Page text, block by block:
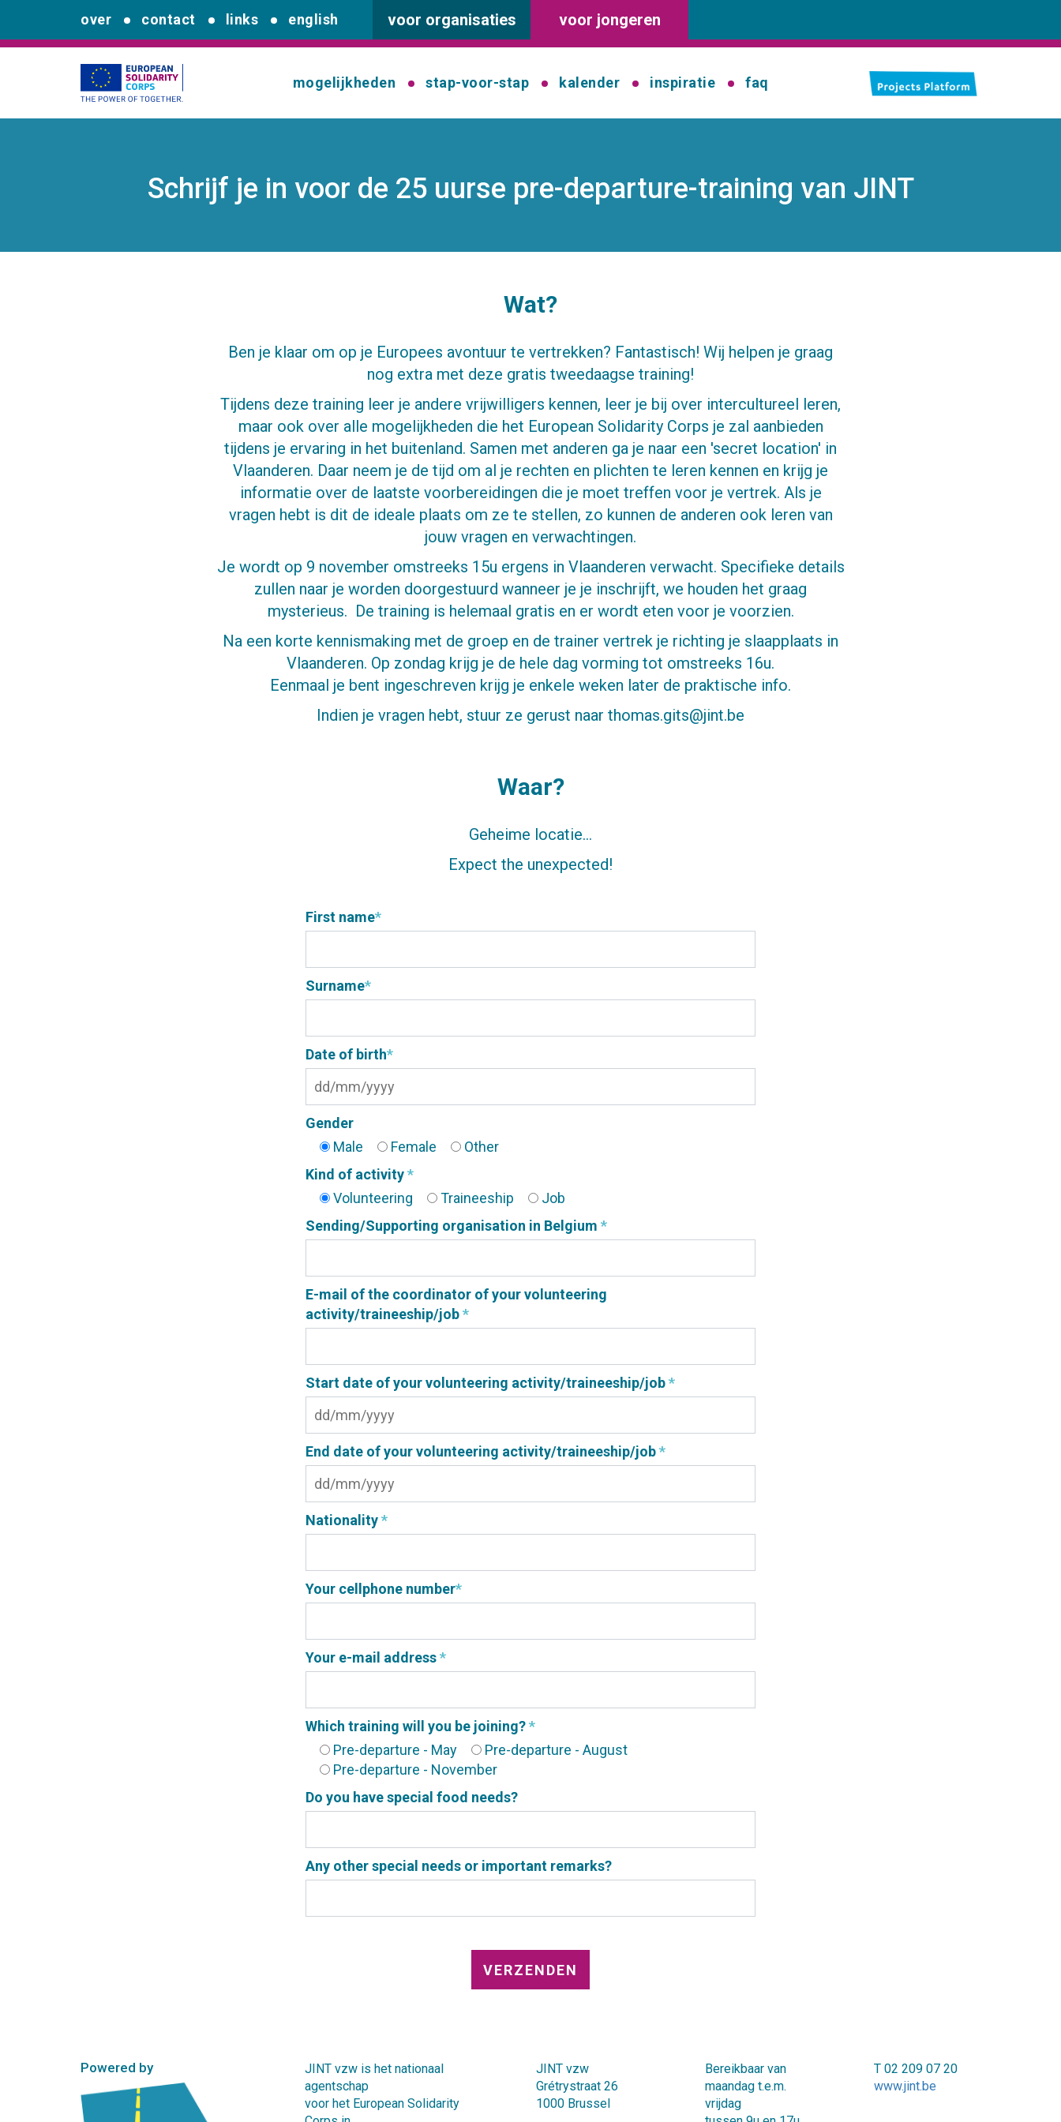
over contact links english voor organisaties voor jongeren
mogelijkheden stap-voor-stap kalender inspiratie faq
Schrijf je in voor de 25 uurse pre-departure-training van JINT
Wat?
Ben je klaar om op je Europees avontuur te vertrekken? Fantastisch! Wij helpen je graag
nog extra met deze gratis tweedaagse training!
Tijdens deze training leer je andere vrijwilligers kennen, leer je bij over intercultureel leren,
maar ook over alle mogelijkheden die het European Solidarity Corps je zal aanbieden
tijdens je ervaring in het buitenland. Samen met anderen ga je naar een 'secret location' in
Vlaanderen. Daar neem je de tijd om al je rechten en plichten te leren kennen en krijg je
informatie over de laatste voorbereidingen die je moet treffen voor je vertrek. Als je
vragen hebt is dit de ideale plaats om ze te stellen, zo kunnen de anderen ook leren van
jouw vragen en verwachtingen.
Je wordt op 9 november omstreeks 15u ergens in Vlaanderen verwacht. Specifieke details
zullen naar je worden doorgestuurd wanneer je je inschrijft, we houden het graag
mysterieus. De training is helemaal gratis en er wordt eten voor je voorzien.
Na een korte kennismaking met de groep en de trainer vertrek je richting je slaapplaats in
Vlaanderen. Op zondag krijg je de hele dag vorming tot omstreeks 16u.
Eenmaal je bent ingeschreven krijg je enkele weken later de praktische info.
Indien je vragen hebt, stuur ze gerust naar thomas.gits@jint.be
Waar?
Geheime locatie...
Expect the unexpected!
First name*
Surname*
Date of birth*
Gender
Male
Female
Other
Kind of activity*
Volunteering
Traineeship
Job
Sending/Supporting organisation in Belgium *
E-mail of the coordinator of your volunteering
activity/traineeship/job*
Start date of your volunteering activity/traineeship/job*
End date of your volunteering activity/traineeship/job*
Nationality*
Your cellphone number*
Your e-mail address*
Which training will you be joining?*
Pre-departure - May
Pre-departure - August
Pre-departure - November
Do you have special food needs?
Any other special needs or important remarks?
Powered by
JINT vzw is het nationaal
agentschap
voor het European Solidarity
JINT vzw
Grétrystraat 26
1000 Brussel
Bereikbaar van
maandag t.e.m.
vrijdag
T 02 209 07 20
www.jint.be